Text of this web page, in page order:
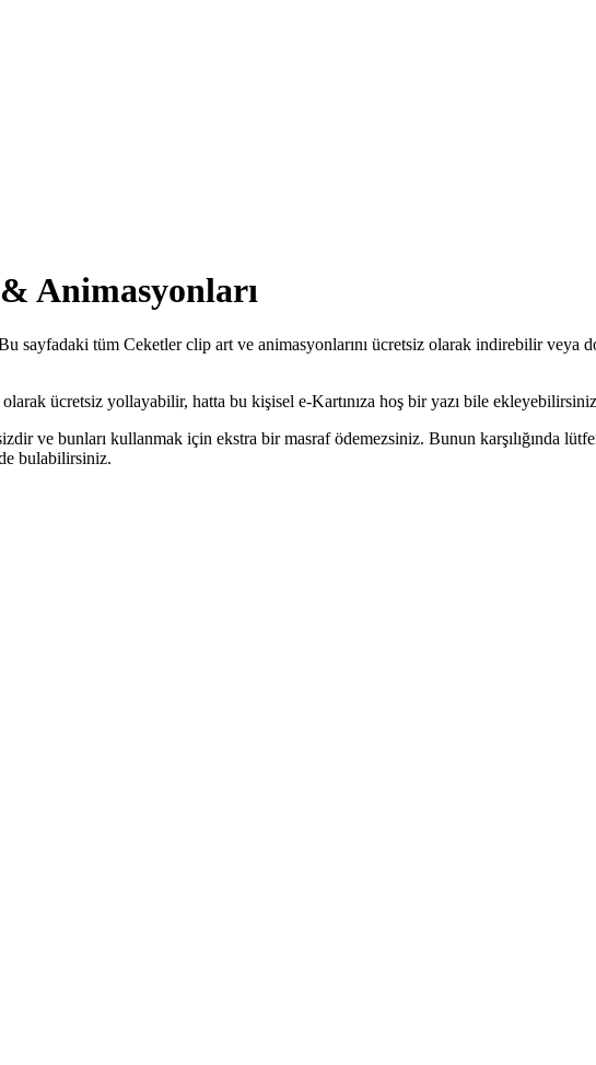
Animasyonları
sayfadaki tüm Ceketler clip art ve animasyonlarını ücretsiz olarak indirebilir veya
ücretsiz yollayabilir, hatta bu kişisel e-Kartınıza hoş bir yazı bile
ve bunları kullanmak için ekstra bir masraf ödemezsiniz. Bunun karşılığında
bulabilirsiniz.